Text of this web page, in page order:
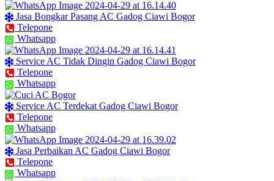
Jasa Bongkar Pasang AC Gadog Ciawi Bogor
Telepone
Whatsapp
Service AC Tidak Dingin Gadog Ciawi Bogor
Telepone
Whatsapp
Service AC Terdekat Gadog Ciawi Bogor
Telepone
Whatsapp
Jasa Perbaikan AC Gadog Ciawi Bogor
Telepone
Whatsapp